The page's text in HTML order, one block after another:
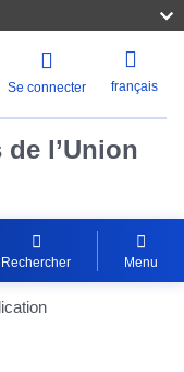
Se connecter français
l’Union
Rechercher Menu